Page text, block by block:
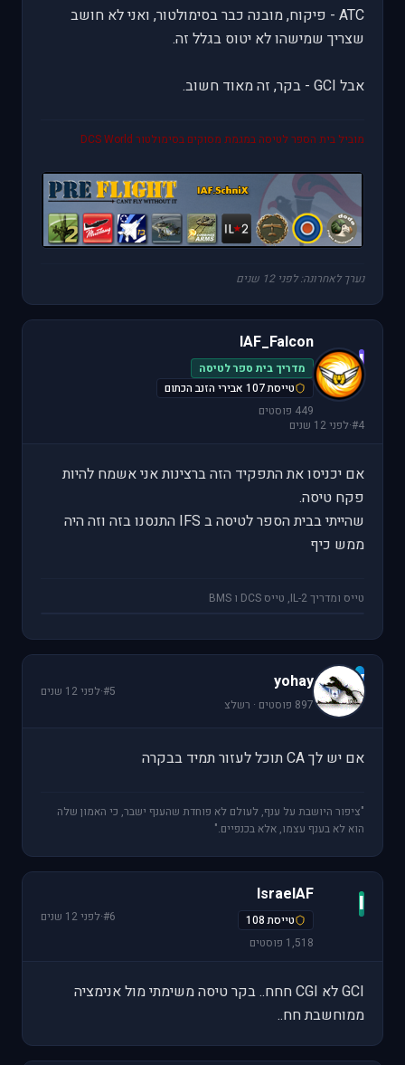
ATC - פיקוח, מובנה כבר בסימולטור, ואני לא חושב
שצריך שמישהו לא יטוס בגלל זה.
אבל GCI - בקר, זה מאוד חשוב.
מוביל בית הספר לטיסה במגמת מסוקים בסימולטור DCS World
נערך לאחרונה: לפני 12 שנים
I
IAF_Falcon
מדריך בית ספר לטיסה
טייסת 107 אבירי הזנב הכתום
449 פוסטים
#4
·לפני 12 שנים
אם יכניסו את התפקיד הזה ברצינות אני אשמח להיות
פקח טיסה.
שהייתי בבית הספר לטיסה ב IFS התנסנו בזה וזה היה
ממש כיף
טייס ומדריך IL-2, טייס DCS ו BMS
y
yohay
897 פוסטים · רשלצ
#5
·לפני 12 שנים
אם יש לך CA תוכל לעזור תמיד בבקרה
"ציפור היושבת על ענף, לעולם לא פוחדת שהענף ישבר, כי האמון שלה
הוא לא בענף עצמו, אלא בכנפיים."
I
IsraelAF
טייסת 108
1,518 פוסטים
#6
·לפני 12 שנים
GCI לא CGI חחח.. בקר טיסה משימתי מול אנימציה
ממוחשבת חח..